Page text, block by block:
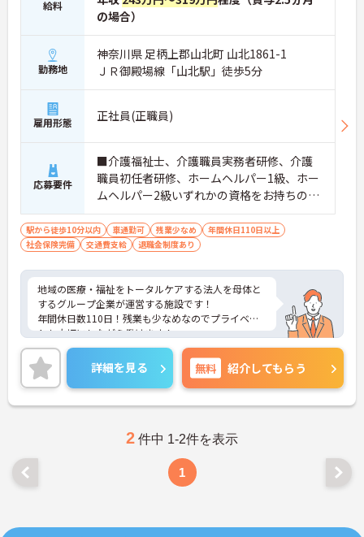
給料
の場合）
勤務地
神奈川県 足柄上郡山北町 山北1861-1
ＪＲ御殿場線「山北駅」徒歩5分
雇用形態 正社員(正職員)
応募要件
■介護福祉士、介護職員実務者研修、介護
職員初任者研修、ホームヘルパー1級、ホー
ムヘルパー2級いずれかの資格をお持ちの
方 ※介護経験あれば尚可 ■普通自動車運
転免許（AT限定可）
駅から徒歩10分以内 車通勤可 残業少なめ
年間休日110日以上
社会保険完備
交通費支給 退職金制度あり
地域の医療・福祉をトータルケアする法人を母体と
するグループ企業が運営する施設です！
年間休日数110日！残業も少なめなのでプライベー
トも大切にしながら働けます！
ご興味ある方には、面接のポイントなど、さらに詳
細をお話致しますのでお気軽にご相談ください。
詳細を見る 無料 紹介してもらう
2 件中 1-2件を表示
1